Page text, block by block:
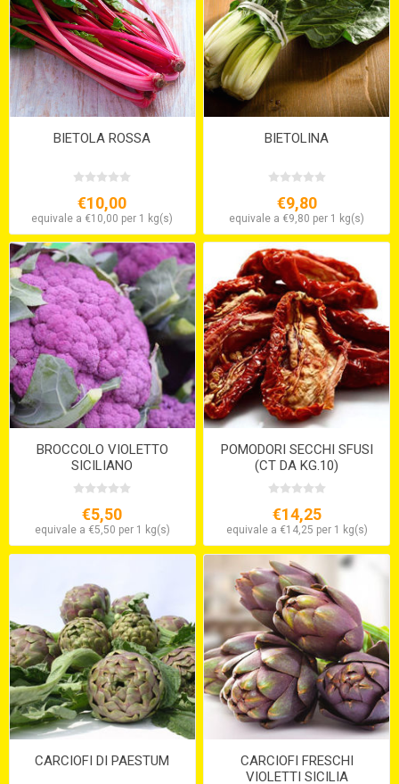
BIETOLA ROSSA
€10,00
equivale a €10,00 per 1 kg(s)
BIETOLINA
€9,80
equivale a €9,80 per 1 kg(s)
BROCCOLO VIOLETTO
SICILIANO
€5,50
equivale a €5,50 per 1 kg(s)
POMODORI SECCHI SFUSI
(CT DA KG.10)
€14,25
equivale a €14,25 per 1 kg(s)
CARCIOFI DI PAESTUM
CARCIOFI FRESCHI
VIOLETTI SICILIA